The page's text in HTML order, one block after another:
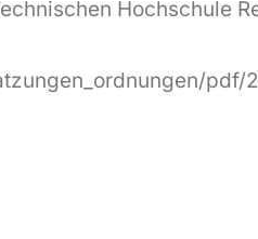
Hochschule
pdf/